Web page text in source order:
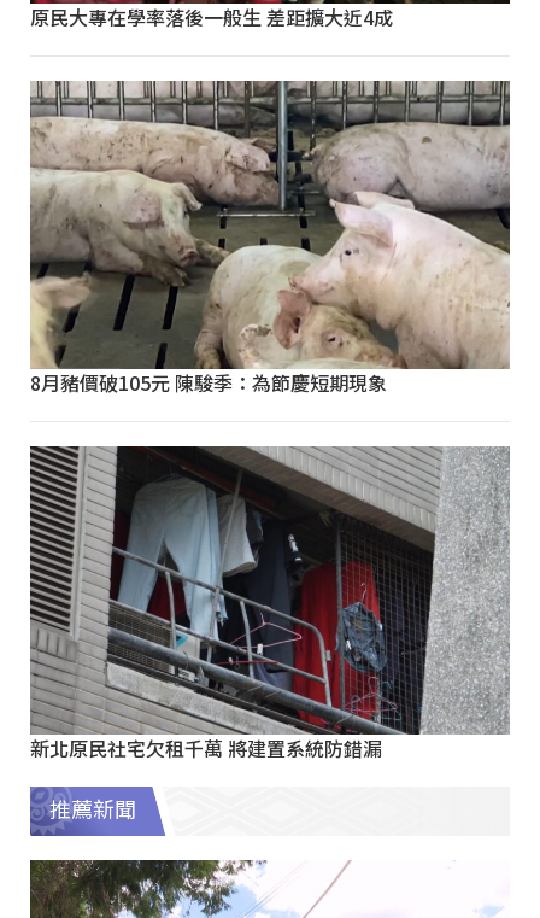
原民大專在學率落後一般生 差距擴大近4成
8月豬價破105元 陳駿季：為節慶短期現象
新北原民社宅欠租千萬 將建置系統防錯漏
推薦新聞